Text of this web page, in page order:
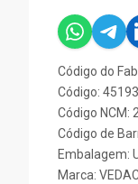
Código do
Código: 45193
Código NCM:
Código de
Embalagem:
Marca: